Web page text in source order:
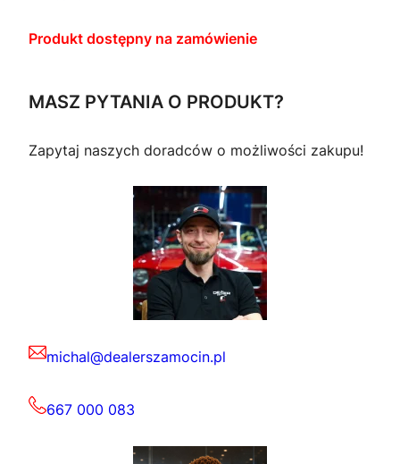
Produkt dostępny na zamówienie
MASZ PYTANIA O PRODUKT?
Zapytaj naszych doradców o możliwości zakupu!
michal@dealerszamocin.pl
667 000 083